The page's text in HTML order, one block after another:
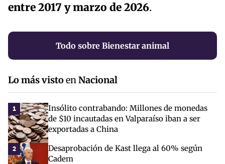
entre 2017 y marzo de 2026.
Todo sobre Bienestar animal
Lo más vistoenNacional
1
Insólito contrabando: Millones de monedas
de $10 incautadas en Valparaíso iban a ser
exportadas a China
2
Desaprobación de Kast llega al 60% según
Cadem